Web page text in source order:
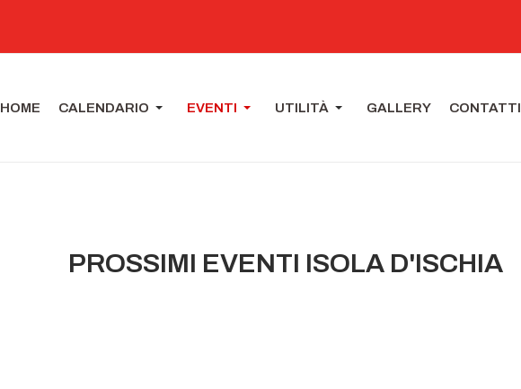
HOME CALENDARIO EVENTI UTILITÀ GALLERY CONTATTI
PROSSIMI EVENTI ISOLA D'ISCHIA